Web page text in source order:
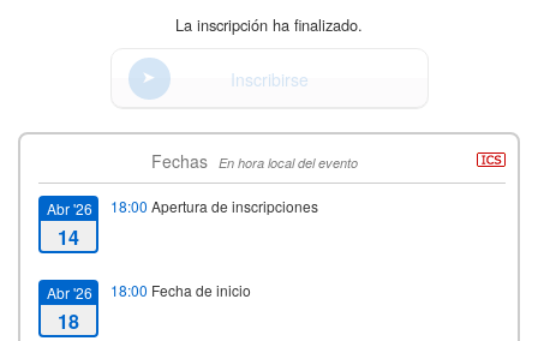
La inscripción ha finalizado.
Inscribirse
Fechas En hora local del evento
Abr '26
14
18:00 Apertura de inscripciones
Abr '26
18
18:00 Fecha de inicio